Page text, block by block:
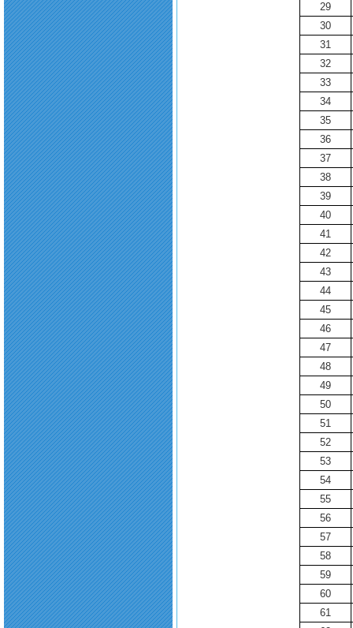
29
30
31
32
33
34
35
36
37
38
39
40
41
42
43
44
45
46
47
48
49
50
51
52
53
54
55
56
57
58
59
60
61